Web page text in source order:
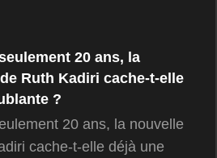
20 ans, la
Ruth Kadiri cache-t-elle
?
20 ans, la nouvelle
cache-t-elle déjà une